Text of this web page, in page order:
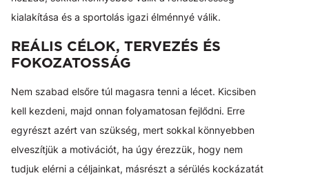
kialakítása és a sportolás igazi élménnyé válik.
REÁLIS CÉLOK, TERVEZÉS ÉS
FOKOZATOSSÁG
Nem szabad elsőre túl magasra tenni a lécet. Kicsiben
kell kezdeni, majd onnan folyamatosan fejlődni. Erre
egyrészt azért van szükség, mert sokkal könnyebben
elveszítjük a motivációt, ha úgy érezzük, hogy nem
tudjuk elérni a céljainkat, másrészt a sérülés kockázatát